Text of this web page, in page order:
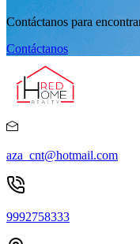
Contáctanos para
Contáctanos
aza_cnt@hotmail.com
9992758333